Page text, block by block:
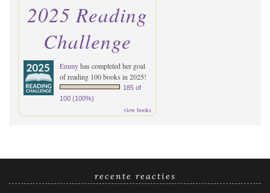
2025 Reading
Challenge
Emmyhas completed her goal
of reading 100 books in 2025!
185 of
100 (100%)
view books
recente reacties